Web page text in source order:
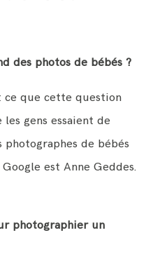
des photos de bébés ?
ce que cette question
gens essaient de
de bébés
est Anne Geddes.
photographier un